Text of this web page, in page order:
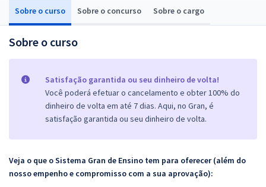
Sobre o curso Sobre o concurso Sobre o cargo
Sobre o curso
Satisfação garantida ou seu dinheiro de volta!
Você poderá efetuar o cancelamento e obter 100% do
dinheiro de volta em até 7 dias. Aqui, no Gran, é
satisfação garantida ou seu dinheiro de volta.
Veja o que o Sistema Gran de Ensino tem para oferecer (além do
nosso empenho e compromisso com a sua aprovação):